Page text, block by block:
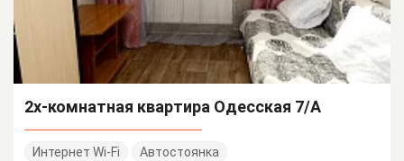
2х-комнатная квартира Одесская 7/А
Интернет Wi-Fi
Автостоянка